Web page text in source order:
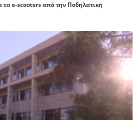
τα e-scooters από την Ποδηλατική